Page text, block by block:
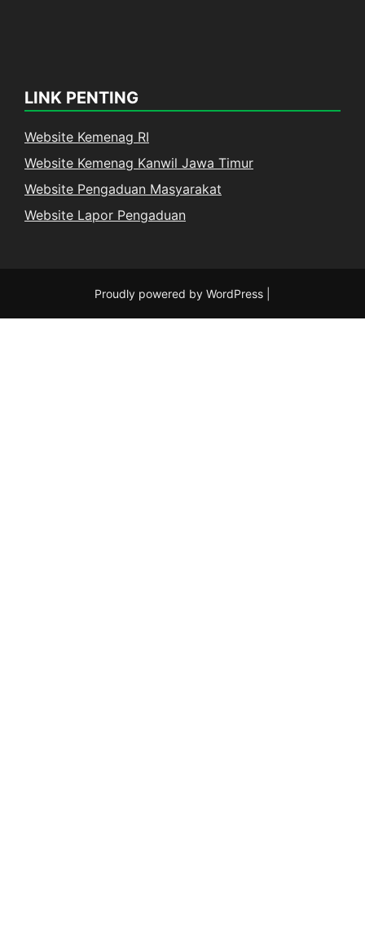
LINK PENTING
Website Kemenag RI
Website Kemenag Kanwil Jawa Timur
Website Pengaduan Masyarakat
Website Lapor Pengaduan
Proudly powered by WordPress